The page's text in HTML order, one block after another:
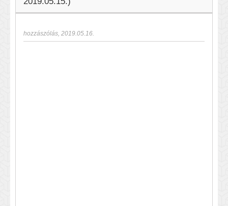
hozzászólás, 2019.05.16.